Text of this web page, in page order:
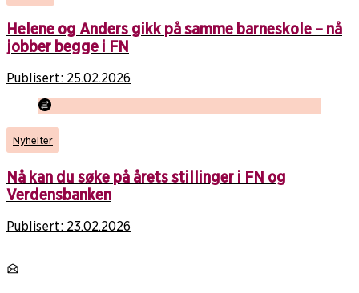
Helene og Anders gikk på samme barneskole – nå
jobber begge i FN
Publisert: 25.02.2026
Nyheiter
Nå kan du søke på årets stillinger i FN og
Verdensbanken
Publisert: 23.02.2026